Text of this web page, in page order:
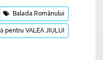
Balada Românului ,
pentru VALEA JIULUI